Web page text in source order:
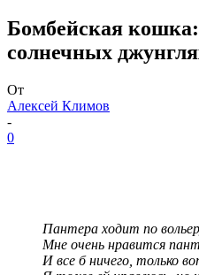
Бомбейская
солнечных
От
Алексей Климов
-
0
Пантера ходит по
Мне очень нравится
И все б ничего, только